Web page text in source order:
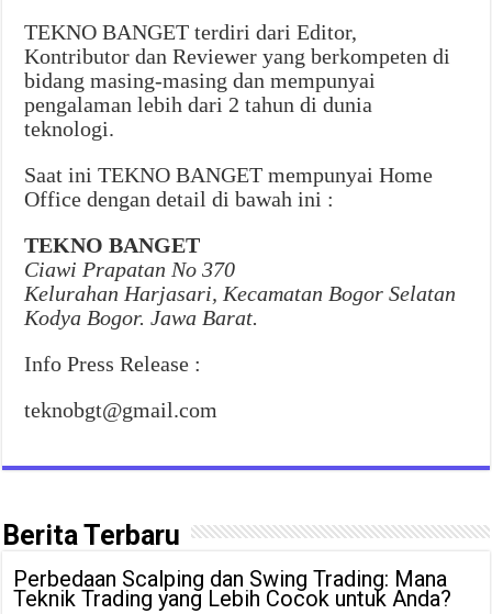
TEKNO BANGET terdiri dari Editor,
Kontributor dan Reviewer yang berkompeten di
bidang masing-masing dan mempunyai
pengalaman lebih dari 2 tahun di dunia
teknologi.
Saat ini TEKNO BANGET mempunyai Home
Office dengan detail di bawah ini :
TEKNO BANGET
Ciawi Prapatan No 370
Kelurahan Harjasari, Kecamatan Bogor Selatan
Kodya Bogor. Jawa Barat.
Info Press Release :
teknobgt@gmail.com
Berita Terbaru
Perbedaan Scalping dan Swing Trading: Mana
Teknik Trading yang Lebih Cocok untuk Anda?